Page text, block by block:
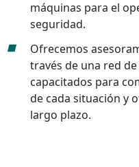
máquinas para el
seguridad.
Ofrecemos
través de una red
capacitados para
de cada situación y
largo plazo.